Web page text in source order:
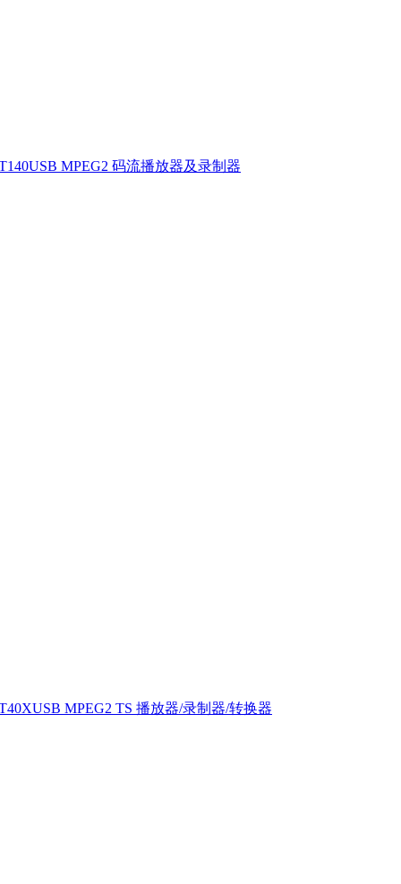
MPEG2 码流播放器及录制器
MPEG2 TS 播放器/录制器/转换器